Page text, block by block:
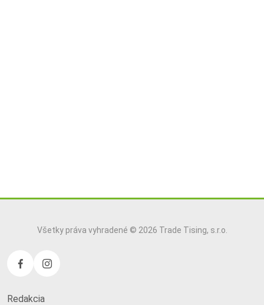
Všetky práva vyhradené © 2026 Trade Tising, s.r.o.
Redakcia